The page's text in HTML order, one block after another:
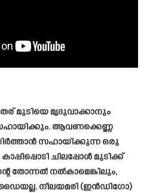
മുടിയെ മൃദുവാക്കാനും
ആവണക്കെണ്ണ
സഹായിക്കുന്ന ഒരു
ചിലപ്പോൾ മുടിക്ക്
തോന്നൽ നൽകാമെങ്കിലും,
നീലയമരി (ഇൻഡിഗോ)